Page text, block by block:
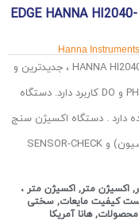
اکسیژن متر – DO متر هانا آمریکا مدل EDGE HANNA HI2040-
Hanna
اکسیژن متر – DO متر هانا آمریکا مدل HANNA HI2040-02 EDGE ، جدیدترین و
پیشرفته ترین محصول هانا برای اندازه گیری PH ، EC و DO کاربرد دارد. دستگاه
دارد . دستگاه اکسیژن سنج
HI2040 دارای مشخصه CAL-CHECK (چک کالیبراسیون) و SENSOR-CHECK
, اکسیژن متر, اکسیژن متر ،
کیفیت مایعات, سختی
محصولات,هانا آمریکا